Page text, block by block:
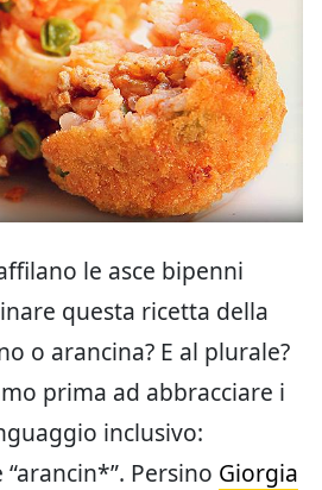
le asce bipenni
questa ricetta della
o arancina? E al plurale?
prima ad abbracciare i
inclusivo:
Persino Giorgia